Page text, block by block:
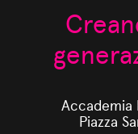
Accademia
Piazza